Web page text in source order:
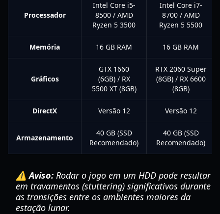
Processador
Intel Core i5-
8500 / AMD
Ryzen 5 3500
Intel Core i7-
8700 / AMD
Ryzen 5 5500
Memória 16 GB RAM 16 GB RAM
Gráficos
GTX 1660
(6GB) / RX
5500 XT (8GB)
RTX 2060 Super
(8GB) / RX 6600
(8GB)
DirectX Versão 12 Versão 12
Armazenamento
40 GB (SSD
Recomendado)
40 GB (SSD
Recomendado)
⚠️ Aviso: Rodar o jogo em um HDD pode resultar
em travamentos (stuttering) significativos durante
as transições entre os ambientes maiores da
estação lunar.